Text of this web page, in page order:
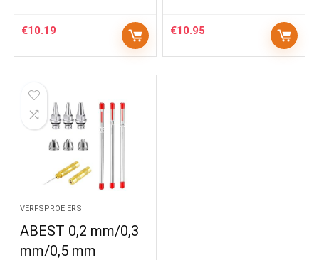
€10.19 €10.95
VERFSPROEIERS
ABEST 0,2 mm/0,3
mm/0,5 mm